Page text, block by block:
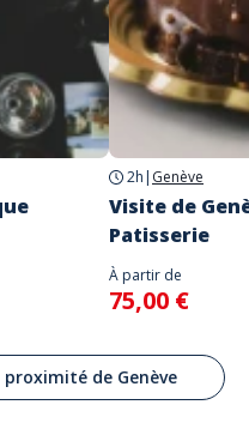
2h | Genève
Visite de
Patisserie
À partir de
75,00 €
de Genève